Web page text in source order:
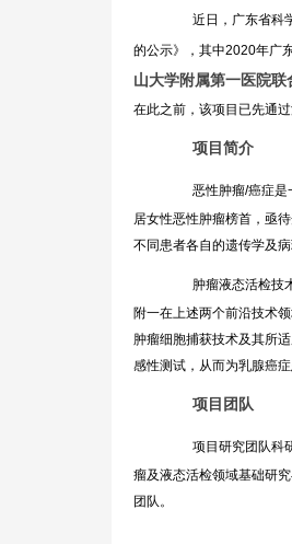
近日，广东省科
的公示》，其中2020年广
山大学附属第一医院联
在此之前，该项目已先通
项目简介
恶性肿瘤/癌症
居女性恶性肿瘤榜首，亟
不同患者各自的遗传学及
肿瘤液态活检技
附一在上述两个前沿技术
肿瘤细胞捕获技术及其所
感性测试，从而为乳腺癌
项目团队
项目研究团队科
瘤及液态活检领域基础研
团队。